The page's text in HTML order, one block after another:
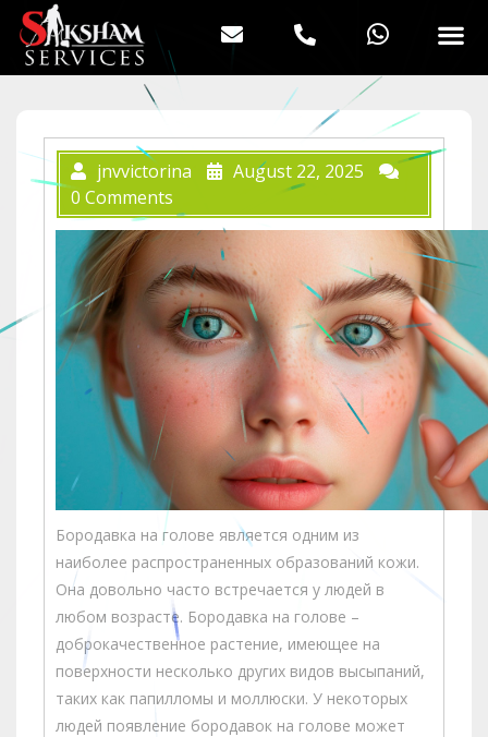
jnvvictorina
August 22, 2025
0 Comments
Бородавка на голове является одним из
наиболее распространенных образований кожи.
Она довольно часто встречается у людей в
любом возрасте. Бородавка на голове –
доброкачественное растение, имеющее на
поверхности несколько других видов высыпаний,
таких как папилломы и моллюски. У некоторых
людей появление бородавок на голове может